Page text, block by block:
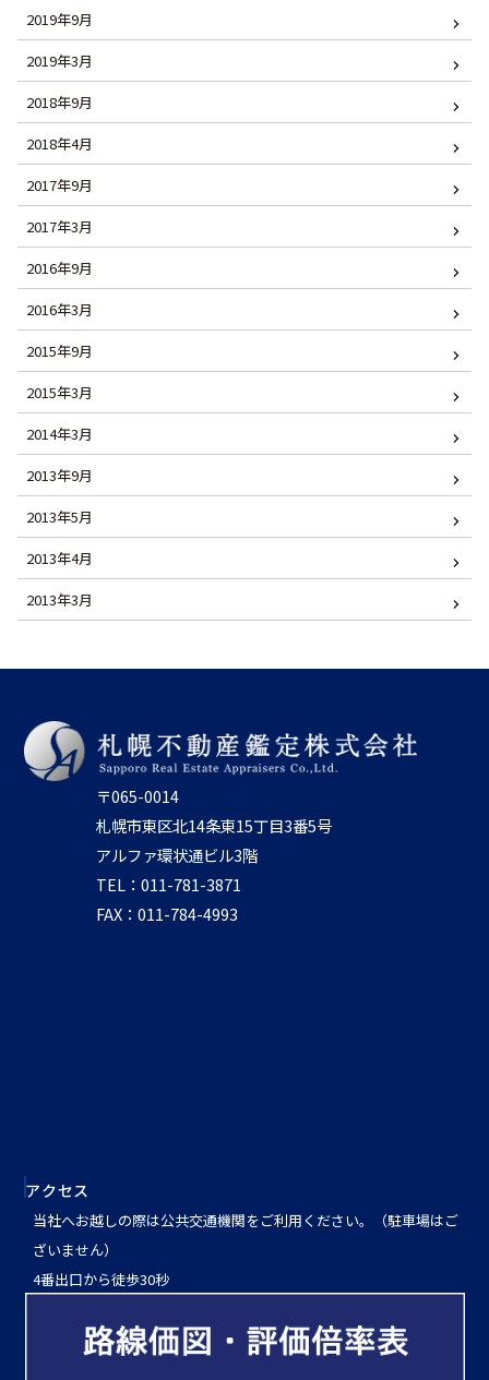
2019年9月
2019年3月
2018年9月
2018年4月
2017年9月
2017年3月
2016年9月
2016年3月
2015年9月
2015年3月
2014年3月
2013年9月
2013年5月
2013年4月
2013年3月
〒065-0014
札幌市東区北14条東15丁目3番5号
アルファ環状通ビル3階
TEL：011-781-3871
FAX：011-784-4993
アクセス
当社へお越しの際は公共交通機関をご利用ください。（駐車場はご
ざいません）
4番出口から徒歩30秒